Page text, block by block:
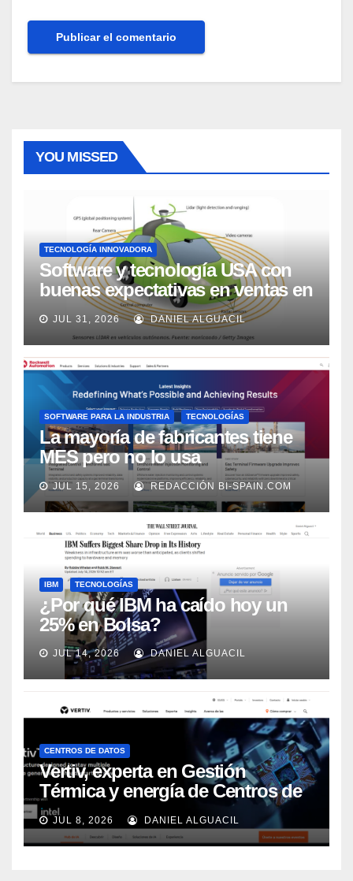
YOU MISSED
TECNOLOGÍA INNOVADORA
Software y tecnología USA con
buenas expectativas en ventas en
los próximos 2 años, según
Market Watch
JUL 31, 2026 DANIEL ALGUACIL
SOFTWARE PARA LA INDUSTRIA TECNOLOGÍAS
La mayoría de fabricantes tiene
MES pero no lo usa
adecuadamente, según Rockwell
Automation
JUL 15, 2026 REDACCIÓN BI-SPAIN.COM
IBM TECNOLOGÍAS
¿Por qué IBM ha caído hoy un
25% en Bolsa?
JUL 14, 2026 DANIEL ALGUACIL
CENTROS DE DATOS
Vertiv, experta en Gestión
Térmica y energía de Centros de
Datos, sigue su crecimiento
imparable
JUL 8, 2026 DANIEL ALGUACIL